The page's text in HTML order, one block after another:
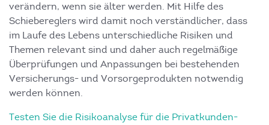
verändern, wenn sie älter werden. Mit Hilfe des
Schiebereglers wird damit noch verständlicher, dass
im Laufe des Lebens unterschiedliche Risiken und
Themen relevant sind und daher auch regelmäßige
Überprüfungen und Anpassungen bei bestehenden
Versicherungs- und Vorsorgeprodukten notwendig
werden können.
Testen Sie die Risikoanalyse für die Privatkunden­